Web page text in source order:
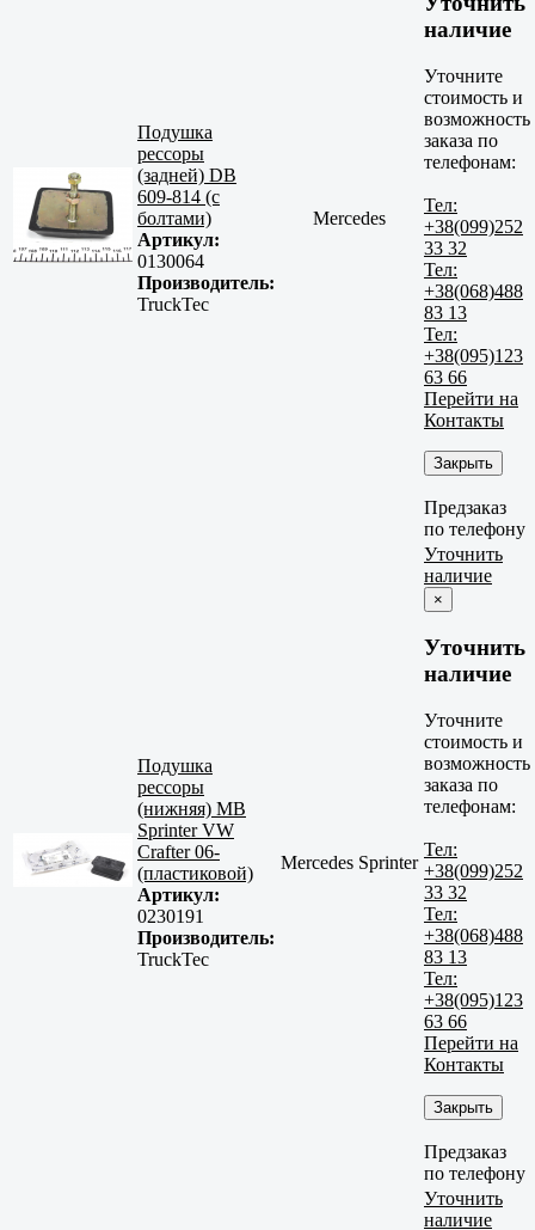
Подушка
рессоры
(задней) DB
609-814 (с
болтами)
Артикул:
0130064
Производитель:
TruckTec
Mercedes
наличие
Уточните
стоимость и
возможность
заказа по
телефонам:
Тел:
+38(099)252
33 32
Тел:
+38(068)488
83 13
Тел:
+38(095)123
63 66
Перейти на
Контакты
Закрыть
Предзаказ
по телефону
Подушка
рессоры
(нижняя) MB
Sprinter VW
Crafter 06-
(пластиковой)
Артикул:
0230191
Производитель:
TruckTec
Mercedes Sprinter
Уточнить
наличие
×
Уточнить
наличие
Уточните
стоимость и
возможность
заказа по
телефонам:
Тел:
+38(099)252
33 32
Тел:
+38(068)488
83 13
Тел:
+38(095)123
63 66
Перейти на
Контакты
Закрыть
Предзаказ
по телефону
Уточнить
наличие